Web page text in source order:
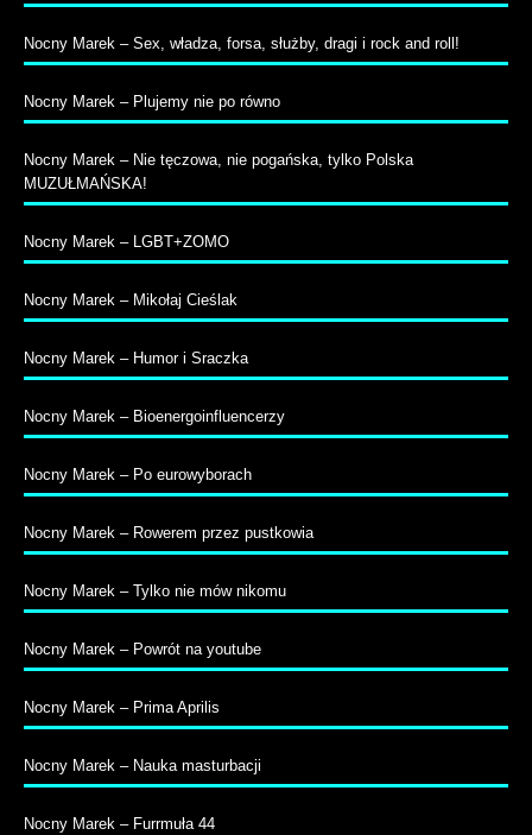
Nocny Marek – Sex, władza, forsa, służby, dragi i rock and roll!
Nocny Marek – Plujemy nie po równo
Nocny Marek – Nie tęczowa, nie pogańska, tylko Polska
MUZUŁMAŃSKA!
Nocny Marek – LGBT+ZOMO
Nocny Marek – Mikołaj Cieślak
Nocny Marek – Humor i Sraczka
Nocny Marek – Bioenergoinfluencerzy
Nocny Marek – Po eurowyborach
Nocny Marek – Rowerem przez pustkowia
Nocny Marek – Tylko nie mów nikomu
Nocny Marek – Powrót na youtube
Nocny Marek – Prima Aprilis
Nocny Marek – Nauka masturbacji
Nocny Marek – Furrmuła 44